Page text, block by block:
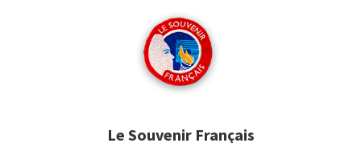
Le Souvenir Français